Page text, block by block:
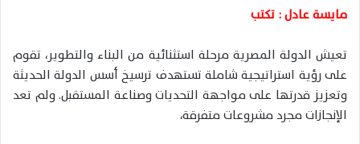
ن
ا
مايسة عادل : تكتب
تعيش الدولة المصرية مرحلة استثنائية من البناء والتطوير، تقوم
على رؤية استراتيجية شاملة تستهدف ترسيخ أسس الدولة الحديثة
وتعزيز قدرتها على مواجهة التحديات وصناعة المستقبل. ولم تعد
الإنجازات مجرد مشروعات متفرقة،